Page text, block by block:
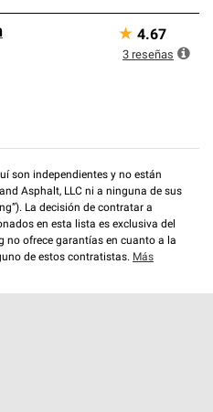
★ 4.67
3 reseñas
son independientes y no están
Asphalt, LLC ni a ninguna de sus
La decisión de contratar a
en esta lista es exclusiva del
no ofrece garantías en cuanto a la
de estos contratistas. Más